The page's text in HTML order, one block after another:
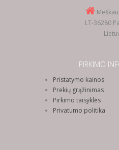
LT-36280
PIRKIMO
Pristatymo kainos
Prekių grąžinimas
Pirkimo taisyklės
Privatumo politika